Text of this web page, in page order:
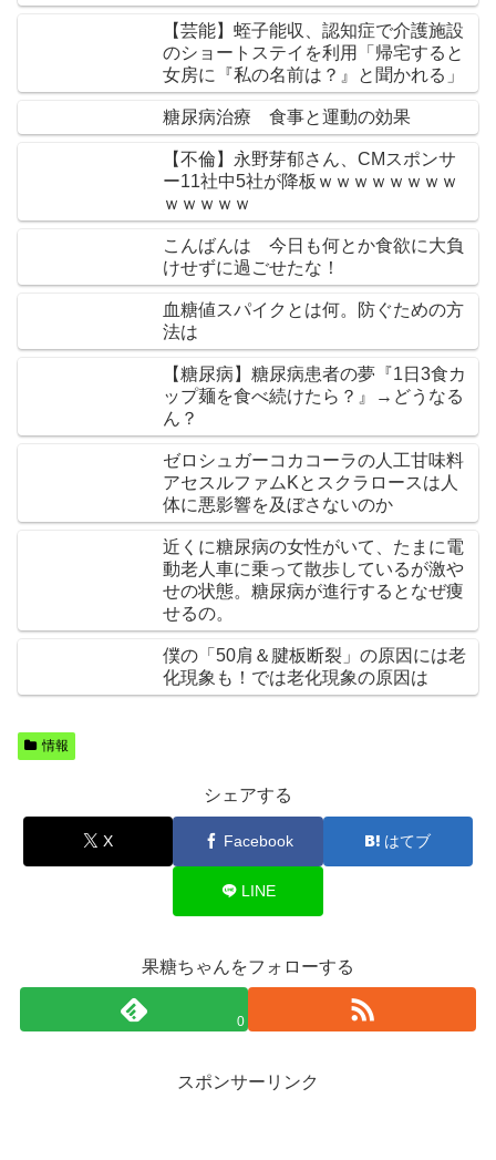
【芸能】蛭子能収、認知症で介護施設
のショートステイを利用「帰宅すると
女房に『私の名前は？』と聞かれる」
糖尿病治療 食事と運動の効果
【不倫】永野芽郁さん、CMスポンサ
ー11社中5社が降板ｗｗｗｗｗｗｗｗ
ｗｗｗｗｗ
こんばんは 今日も何とか食欲に大負
けせずに過ごせたな！
血糖値スパイクとは何。防ぐための方
法は
【糖尿病】糖尿病患者の夢『1日3食カ
ップ麺を食べ続けたら？』→どうなる
ん？
ゼロシュガーコカコーラの人工甘味料
アセスルファムKとスクラロースは人
体に悪影響を及ぼさないのか
近くに糖尿病の女性がいて、たまに電
動老人車に乗って散歩しているが激や
せの状態。糖尿病が進行するとなぜ痩
せるの。
僕の「50肩＆腱板断裂」の原因には老
化現象も！では老化現象の原因は
情報
シェアする
X Facebook はてブ
LINE
果糖ちゃんをフォローする
0
スポンサーリンク